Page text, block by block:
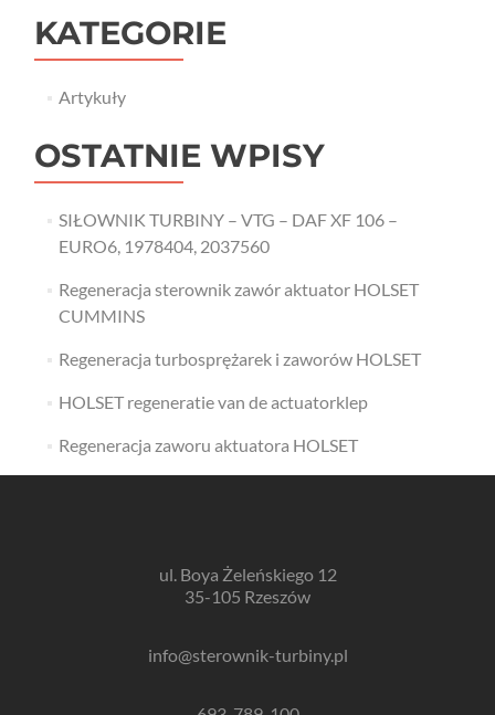
KATEGORIE
Artykuły
OSTATNIE WPISY
SIŁOWNIK TURBINY – VTG – DAF XF 106 –
EURO6, 1978404, 2037560
Regeneracja sterownik zawór aktuator HOLSET
CUMMINS
Regeneracja turbosprężarek i zaworów HOLSET
HOLSET regeneratie van de actuatorklep
Regeneracja zaworu aktuatora HOLSET
ul. Boya Żeleńskiego 12
35-105 Rzeszów
info@sterownik-turbiny.pl